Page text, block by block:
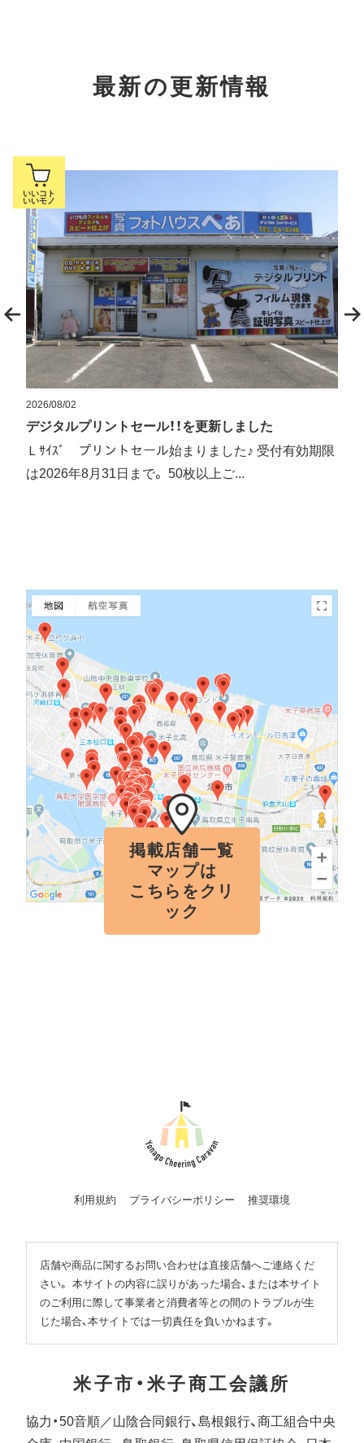
最新の更新情報
2026/08/02
デジタルプリントセール！！を更新しました
Ｌｻｲｽﾞ プリントセール始まりました♪ 受付有効期限
は2026年8月31日まで。 50枚以上ご...
掲載店舗一覧
マップは
こちらをクリ
ック
利用規約 プライバシーポリシー 推奨環境
店舗や商品に関するお問い合わせは直接店舗へご連絡くだ
さい。 本サイトの内容に誤りがあった場合、または本サイト
のご利用に際して事業者と消費者等との間のトラブルが生
じた場合、本サイトでは一切責任を負いかねます。
米子市・米子商工会議所
協力・50音順／山陰合同銀行、島根銀行、商工組合中央